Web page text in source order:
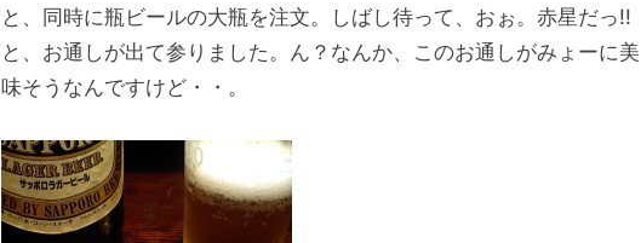
と、同時に瓶ビールの大瓶を注文。しばし待って、おぉ。赤星だっ!!
と、お通しが出て参りました。ん？なんか、このお通しがみょーに美
味そうなんですけど・・。